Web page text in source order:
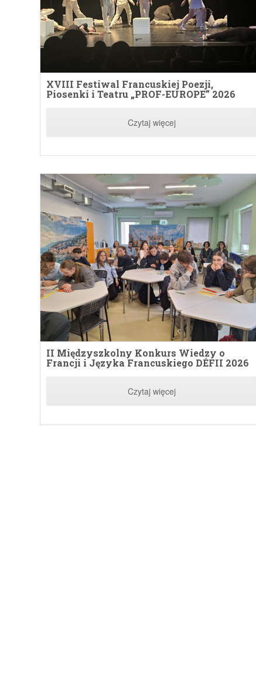
XVIII Festiwal Francuskiej Poezji,
Piosenki i Teatru „PROF-EUROPE” 2026
Czytaj więcej
II Międzyszkolny Konkurs Wiedzy o
Francji i Języka Francuskiego DÉFII 2026
Czytaj więcej